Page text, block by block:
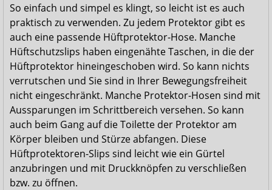
So einfach und simpel es klingt, so leicht ist es auch
praktisch zu verwenden. Zu jedem Protektor gibt es
auch eine passende Hüftprotektor-Hose. Manche
Hüftschutzslips haben eingenähte Taschen, in die der
Hüftprotektor hineingeschoben wird. So kann nichts
verrutschen und Sie sind in Ihrer Bewegungsfreiheit
nicht eingeschränkt. Manche Protektor-Hosen sind mit
Aussparungen im Schrittbereich versehen. So kann
auch beim Gang auf die Toilette der Protektor am
Körper bleiben und Stürze abfangen. Diese
Hüftprotektoren-Slips sind leicht wie ein Gürtel
anzubringen und mit Druckknöpfen zu verschließen
bzw. zu öffnen.